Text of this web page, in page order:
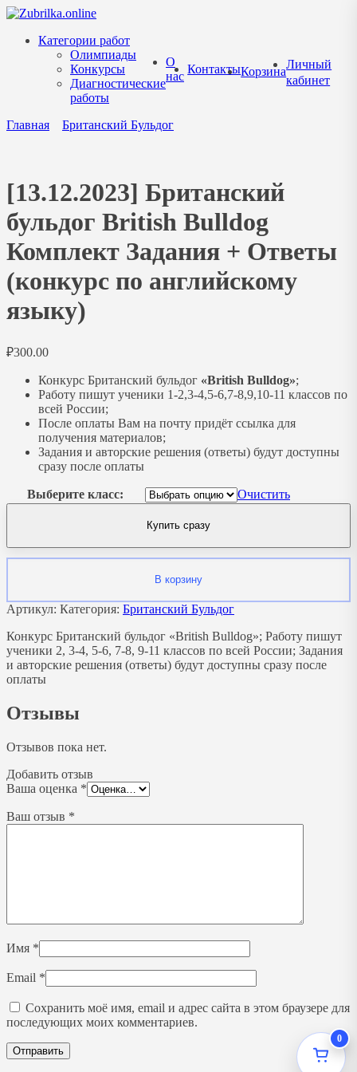
Перейти
содержанию
Категории работ
Олимпиады
Конкурсы
Диагностические
работы
О
нас
КонтактыКорзина
Личный
кабинет
Главная Британский Бульдог
[13.12.2023] Британский
бульдог British Bulldog
Комплект Задания + Ответы
(конкурс по английскому
языку)
₽300.00
Конкурс Британский бульдог «British Bulldog»;
Работу пишут ученики 1-2,3-4,5-6,7-8,9,10-11 классов по
всей России;
После оплаты Вам на почту придёт ссылка для
получения материалов;
Задания и авторские решения (ответы) будут доступны
сразу после оплаты
Выберите класс: Очистить
Купить сразу
В корзину
Артикул: Категория: Британский Бульдог
Конкурс Британский бульдог «British Bulldog»; Работу пишут
ученики 2, 3-4, 5-6, 7-8, 9-11 классов по всей России; Задания
и авторские решения (ответы) будут доступны сразу после
оплаты
Отзывы
Отзывов пока нет.
Добавить отзыв
Ваша оценка *
Ваш отзыв *
Имя *
Email *
Сохранить моё имя, email и адрес сайта в этом браузере для
последующих моих комментариев.
0